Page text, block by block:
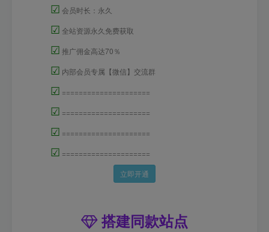
☑ 会员时长：永久
☑ 全站资源永久免费获取
☑ 推广佣金高达70％
☑ 内部会员专属【微信】交流群
☑ =====================
☑ =====================
☑ =====================
☑ =====================
立即开通
搭建同款站点